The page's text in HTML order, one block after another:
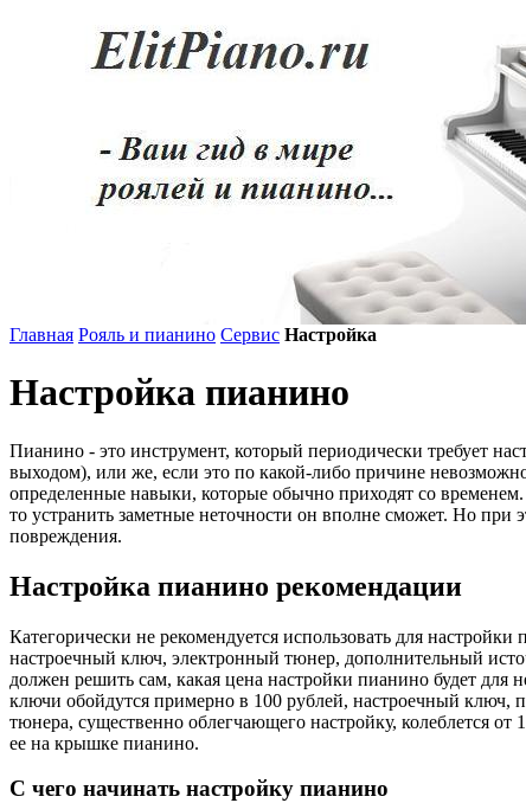
Главная Рояль и пианино Сервис Настройка
Настройка пианино
Пианино - это инструмент, который периодически требует
выходом), или же, если это по какой-либо причине
определенные навыки, которые обычно приходят со
то устранить заметные неточности он вполне сможет. Но
повреждения.
Настройка пианино рекомендации
Категорически не рекомендуется использовать для
настроечный ключ, электронный тюнер, дополнительный
должен решить сам, какая цена настройки пианино будет для
ключи обойдутся примерно в 100 рублей, настроечный ключ,
тюнера, существенно облегчающего настройку, колеблется
ее на крышке пианино.
С чего начинать настройку пианино